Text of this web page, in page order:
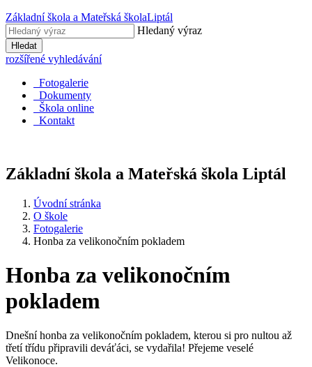
Základní škola a Mateřská školaLiptál
Hledaný výraz
Hledat
rozšířené vyhledávání
Fotogalerie
Dokumenty
Škola online
Kontakt
Základní škola a Mateřská škola Liptál
Úvodní stránka
O škole
Fotogalerie
Honba za velikonočním pokladem
Honba za velikonočním
pokladem
Dnešní honba za velikonočním pokladem, kterou si pro nultou až
třetí třídu připravili deváťáci, se vydařila! Přejeme veselé
Velikonoce.